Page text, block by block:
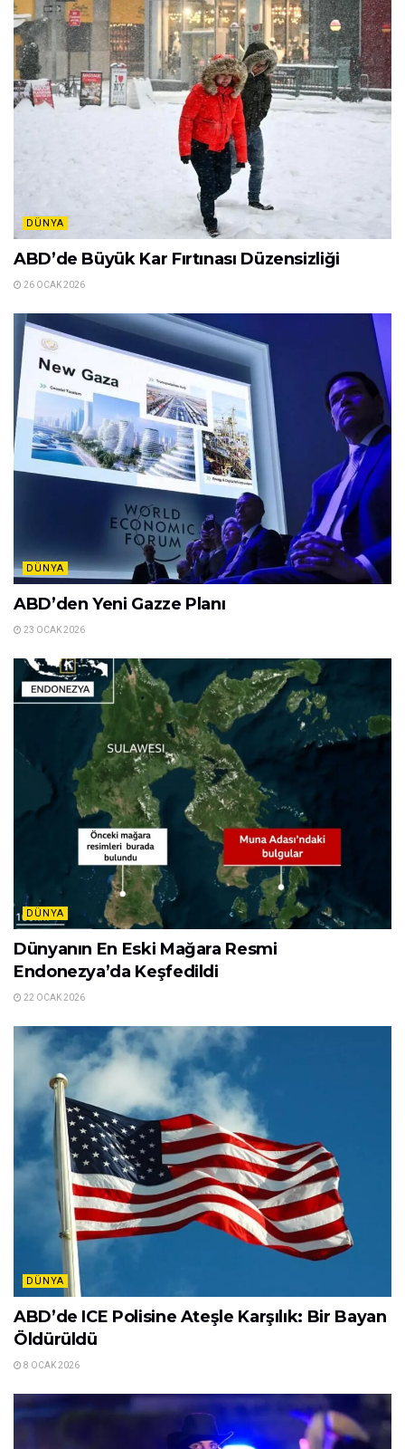
DÜNYA
ABD’de Büyük Kar Fırtınası Düzensizliği
26 OCAK 2026
DÜNYA
ABD’den Yeni Gazze Planı
23 OCAK 2026
DÜNYA
Dünyanın En Eski Mağara Resmi
Endonezya’da Keşfedildi
22 OCAK 2026
DÜNYA
ABD’de ICE Polisine Ateşle Karşılık: Bir Bayan
Öldürüldü
8 OCAK 2026